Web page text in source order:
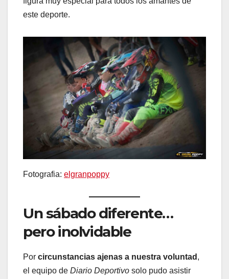
este deporte.
Fotografia: elgranpoppy
Un sábado diferente…
pero inolvidable
Por circunstancias ajenas a nuestra voluntad ,
el equipo de Diario Deportivo solo pudo asistir